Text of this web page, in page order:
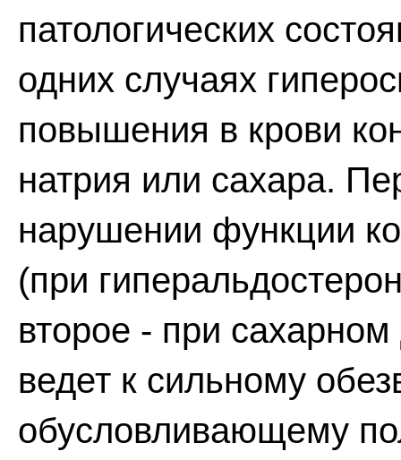
патологических
одних случаях
повышения в крови
натрия или сахара.
нарушении функции
(при
второе - при
ведет к сильному
обусловливающему